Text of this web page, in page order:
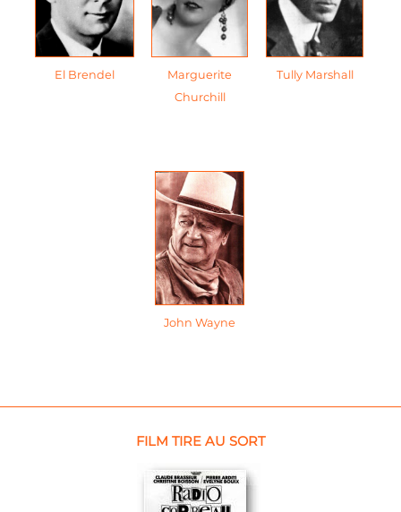
El Brendel
Marguerite
Churchill
Tully Marshall
John Wayne
FILM TIRE AU SORT